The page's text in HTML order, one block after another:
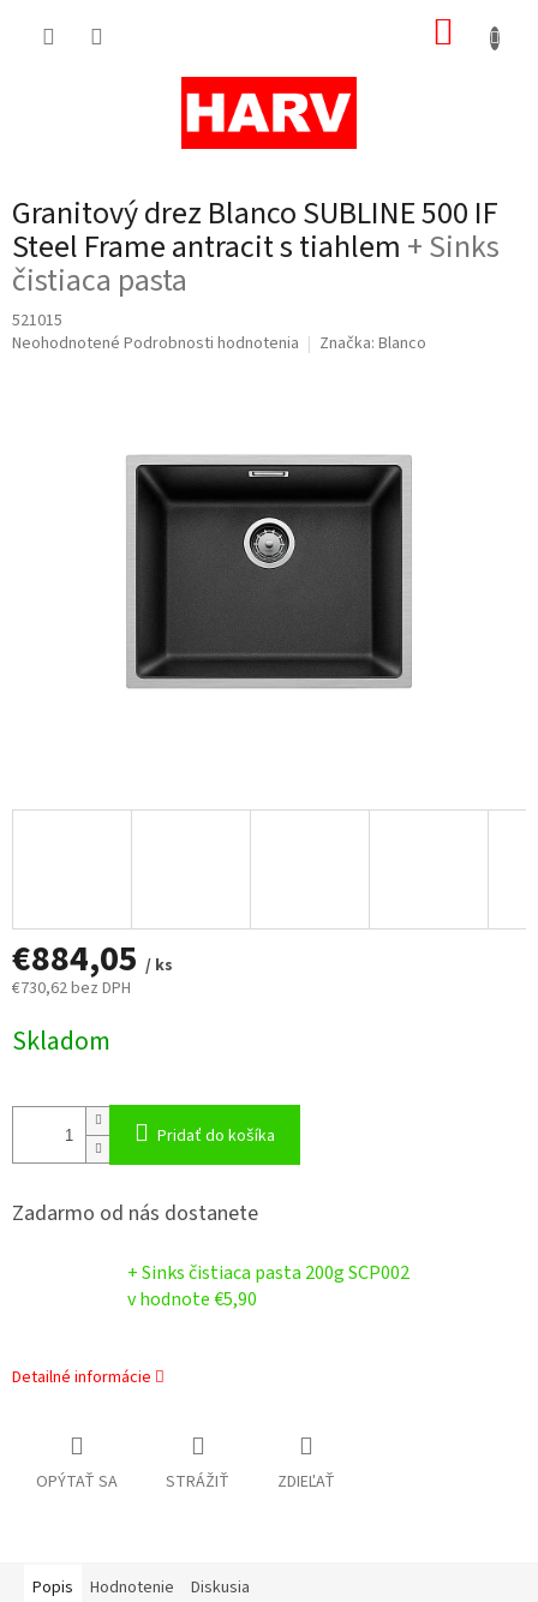
Granitový drez Blanco SUBLINE 500 IF
Steel Frame antracit s tiahlem + Sinks
čistiaca pasta
521015
Priemerné
Neohodnotené Podrobnosti hodnotenia Značka: Blanco
€884,05 / ks
€730,62 bez DPH
cena:
Skladom
Pridať do košíka
Zadarmo od nás dostanete
+ Sinks čistiaca pasta 200g SCP002
v hodnote €5,90
Detailné informácie
OPÝTAŤ SA STRÁŽIŤ ZDIEĽAŤ
Popis Hodnotenie Diskusia